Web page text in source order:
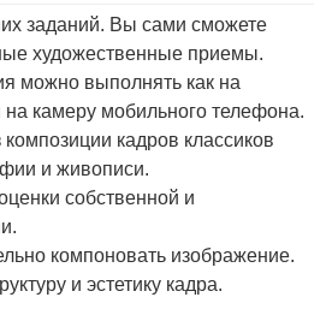
заданий. Вы сами сможете
художественные приемы.
можно выполнять как на
на камеру мобильного телефона.
кадров классиков
и живописи.
собственной и
компоновать изображение.
и эстетику кадра.